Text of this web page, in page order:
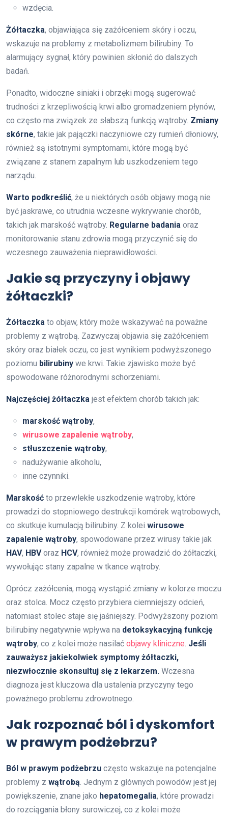
wzdęcia.
Żółtaczka, objawiająca się zażółceniem skóry i oczu,
wskazuje na problemy z metabolizmem bilirubiny. To
alarmujący sygnał, który powinien skłonić do dalszych
badań.
Ponadto, widoczne siniaki i obrzęki mogą sugerować
trudności z krzepliwością krwi albo gromadzeniem płynów,
co często ma związek ze słabszą funkcją wątroby. Zmiany
skórne, takie jak pajączki naczyniowe czy rumień dłoniowy,
również są istotnymi symptomami, które mogą być
związane z stanem zapalnym lub uszkodzeniem tego
narządu.
Warto podkreślić, że u niektórych osób objawy mogą nie
być jaskrawe, co utrudnia wczesne wykrywanie chorób,
takich jak marskość wątroby. Regularne badania oraz
monitorowanie stanu zdrowia mogą przyczynić się do
wczesnego zauważenia nieprawidłowości.
Jakie są przyczyny i objawy
żółtaczki?
Żółtaczka to objaw, który może wskazywać na poważne
problemy z wątrobą. Zazwyczaj objawia się zażółceniem
skóry oraz białek oczu, co jest wynikiem podwyższonego
poziomu bilirubiny we krwi. Takie zjawisko może być
spowodowane różnorodnymi schorzeniami.
Najczęściej żółtaczka jest efektem chorób takich jak:
marskość wątroby,
wirusowe zapalenie wątroby,
stłuszczenie wątroby,
nadużywanie alkoholu,
inne czynniki.
Marskość to przewlekłe uszkodzenie wątroby, które
prowadzi do stopniowego destrukcji komórek wątrobowych,
co skutkuje kumulacją bilirubiny. Z kolei wirusowe
zapalenie wątroby, spowodowane przez wirusy takie jak
HAV, HBVoraz HCV, również może prowadzić do żółtaczki,
wywołując stany zapalne w tkance wątroby.
Oprócz zażółcenia, mogą wystąpić zmiany w kolorze moczu
oraz stolca. Mocz często przybiera ciemniejszy odcień,
natomiast stolec staje się jaśniejszy. Podwyższony poziom
bilirubiny negatywnie wpływa na detoksykacyjną funkcję
wątroby, co z kolei może nasilać objawy kliniczne. Jeśli
zauważysz jakiekolwiek symptomy żółtaczki,
niezwłocznie skonsultuj się z lekarzem. Wczesna
diagnoza jest kluczowa dla ustalenia przyczyny tego
poważnego problemu zdrowotnego.
Jak rozpoznać ból i dyskomfort
w prawym podżebrzu?
Ból w prawym podżebrzu często wskazuje na potencjalne
problemy z wątrobą. Jednym z głównych powodów jest jej
powiększenie, znane jako hepatomegalia, które prowadzi
do rozciągania błony surowiczej, co z kolei może